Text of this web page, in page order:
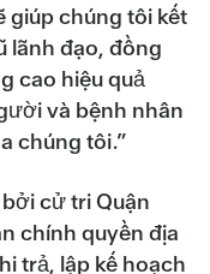
giúp chúng tôi kết
lãnh đạo, đồng
cao hiệu quả
và bệnh nhân
chúng tôi.”
cử tri Quận
chính quyền địa
trả, lập kế hoạch